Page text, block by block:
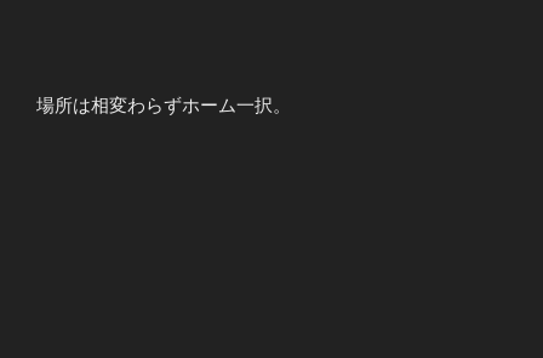
場所は相変わらずホーム一択。